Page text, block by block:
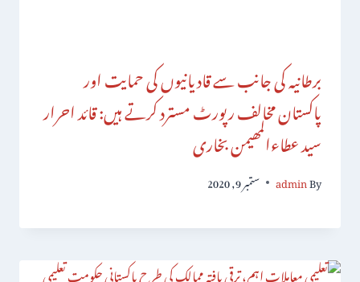
برطانیہ کی جانب سے قادیانیوں کی حمایت اور
پاکستان مخالف رپورٹ مسترد کرتے ہیں: قائد احرار
سید عطاءالمھیمن بخاری
By
admin ستمبر 9, 2020